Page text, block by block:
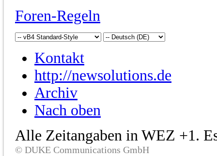
Foren-Regeln
Kontakt
http://newsolutions.de
Archiv
Nach oben
Alle Zeitangaben in WEZ +1.
© DUKE Communications GmbH